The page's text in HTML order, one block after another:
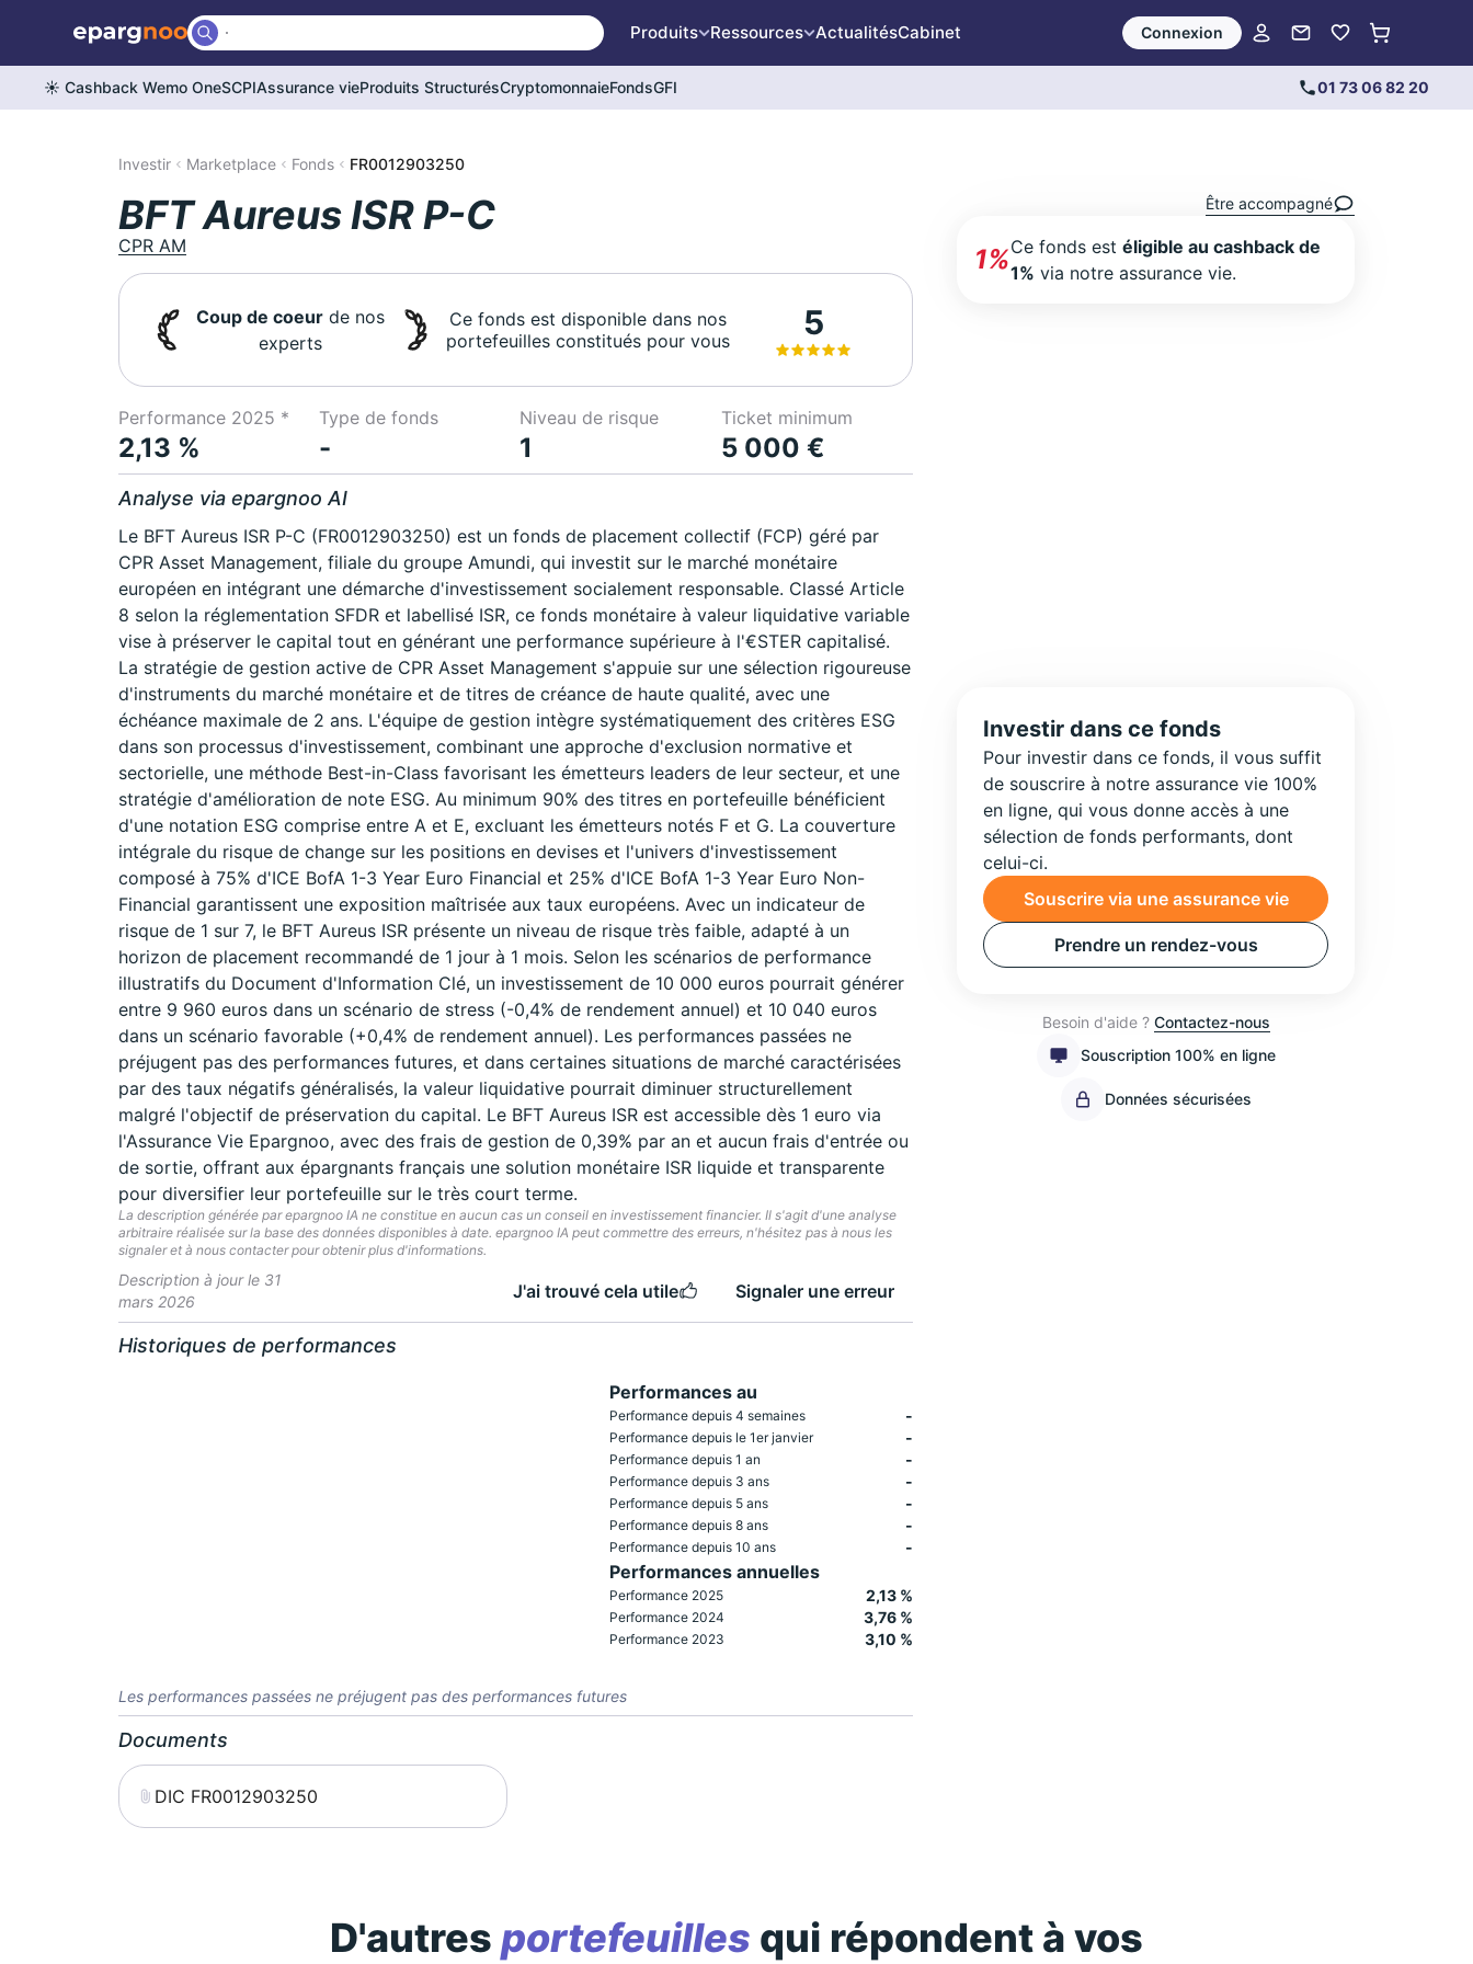
Produits Ressources ActualitésCabinet Connexion
☀️ Cashback Wemo OneSCPIAssurance vieProduits StructurésCryptomonnaieFondsGFI 01 73 06 82 20
Investir Marketplace Fonds FR0012903250
BFT Aureus ISR P-C
CPR AM
Coup de coeurde nos
experts
Ce fonds est disponible dans nos
portefeuilles constitués pour vous
5
Performance 2025 *
2,13 %
Type de fonds
-
Niveau de risque
1
Ticket minimum
5 000 €
Analyse via epargnoo AI
Le BFT Aureus ISR P-C (FR0012903250) est un fonds de placement collectif (FCP) géré par
CPR Asset Management, filiale du groupe Amundi, qui investit sur le marché monétaire
européen en intégrant une démarche d'investissement socialement responsable. Classé Article
8 selon la réglementation SFDR et labellisé ISR, ce fonds monétaire à valeur liquidative variable
vise à préserver le capital tout en générant une performance supérieure à l'€STER capitalisé.
La stratégie de gestion active de CPR Asset Management s'appuie sur une sélection rigoureuse
d'instruments du marché monétaire et de titres de créance de haute qualité, avec une
échéance maximale de 2 ans. L'équipe de gestion intègre systématiquement des critères ESG
dans son processus d'investissement, combinant une approche d'exclusion normative et
sectorielle, une méthode Best-in-Class favorisant les émetteurs leaders de leur secteur, et une
stratégie d'amélioration de note ESG. Au minimum 90% des titres en portefeuille bénéficient
d'une notation ESG comprise entre A et E, excluant les émetteurs notés F et G. La couverture
intégrale du risque de change sur les positions en devises et l'univers d'investissement
composé à 75% d'ICE BofA 1-3 Year Euro Financial et 25% d'ICE BofA 1-3 Year Euro Non-
Financial garantissent une exposition maîtrisée aux taux européens. Avec un indicateur de
risque de 1 sur 7, le BFT Aureus ISR présente un niveau de risque très faible, adapté à un
horizon de placement recommandé de 1 jour à 1 mois. Selon les scénarios de performance
illustratifs du Document d'Information Clé, un investissement de 10 000 euros pourrait générer
entre 9 960 euros dans un scénario de stress (-0,4% de rendement annuel) et 10 040 euros
dans un scénario favorable (+0,4% de rendement annuel). Les performances passées ne
préjugent pas des performances futures, et dans certaines situations de marché caractérisées
par des taux négatifs généralisés, la valeur liquidative pourrait diminuer structurellement
malgré l'objectif de préservation du capital. Le BFT Aureus ISR est accessible dès 1 euro via
l'Assurance Vie Epargnoo, avec des frais de gestion de 0,39% par an et aucun frais d'entrée ou
de sortie, offrant aux épargnants français une solution monétaire ISR liquide et transparente
pour diversifier leur portefeuille sur le très court terme.
La description générée par epargnoo IA ne constitue en aucun cas un conseil en investissement financier. Il s'agit d'une analyse
arbitraire réalisée sur la base des données disponibles à date. epargnoo IA peut commettre des erreurs, n'hésitez pas à nous les
signaler et à nous contacter pour obtenir plus d'informations.
Description à jour le 31
mars 2026
J'ai trouvé cela utile Signaler une erreur
Historiques de performances
Performances au
Performance depuis 4 semaines -
Performance depuis le 1er janvier -
Performance depuis 1 an -
Performance depuis 3 ans -
Performance depuis 5 ans -
Performance depuis 8 ans -
Performance depuis 10 ans -
Performances annuelles
Performance 2025 2,13 %
Performance 2024 3,76 %
Performance 2023 3,10 %
Les performances passées ne préjugent pas des performances futures
Documents
DIC FR0012903250
Être accompagné
1%Ce fonds estéligible au cashback de
1% via notre assurance vie.
Investir dans ce fonds
Pour investir dans ce fonds, il vous suffit
de souscrire à notre assurance vie 100%
en ligne, qui vous donne accès à une
sélection de fonds performants, dont
celui-ci.
Souscrire via une assurance vie
Prendre un rendez-vous
Besoin d'aide ? Contactez-nous
Souscription 100% en ligne
Données sécurisées
D'autres portefeuilles qui répondent à vos